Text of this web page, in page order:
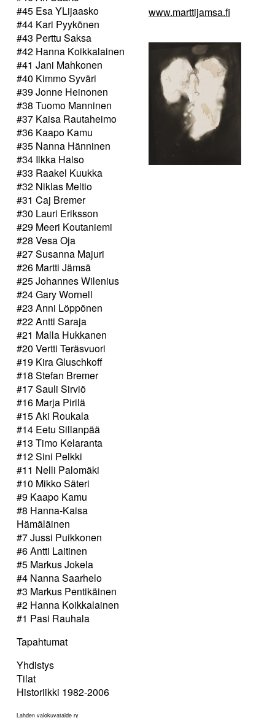
#45 Esa YLijaasko
#44 Kari Pyykönen
#43 Perttu Saksa
#42 Hanna Koikkalainen
#41 Jani Mahkonen
#40 Kimmo Syväri
#39 Jonne Heinonen
#38 Tuomo Manninen
#37 Kaisa Rautaheimo
#36 Kaapo Kamu
#35 Nanna Hänninen
#34 Ilkka Halso
#33 Raakel Kuukka
#32 Niklas Meltio
#31 Caj Bremer
#30 Lauri Eriksson
#29 Meeri Koutaniemi
#28 Vesa Oja
#27 Susanna Majuri
#26 Martti Jämsä
#25 Johannes Wilenius
#24 Gary Wornell
#23 Anni Löppönen
#22 Antti Saraja
#21 Malla Hukkanen
#20 Vertti Teräsvuori
#19 Kira Gluschkoff
#18 Stefan Bremer
#17 Sauli Sirviö
#16 Marja Pirilä
#15 Aki Roukala
#14 Eetu Sillanpää
#13 Timo Kelaranta
#12 Sini Pelkki
#11 Nelli Palomäki
#10 Mikko Säteri
#9 Kaapo Kamu
#8 Hanna-Kaisa
Hämäläinen
#7 Jussi Puikkonen
#6 Antti Laitinen
#5 Markus Jokela
#4 Nanna Saarhelo
#3 Markus Pentikäinen
#2 Hanna Koikkalainen
#1 Pasi Rauhala
Tapahtumat
Yhdistys
Tilat
Historiikki 1982-2006
Lahden valokuvataide ry
www.marttijamsa.fi